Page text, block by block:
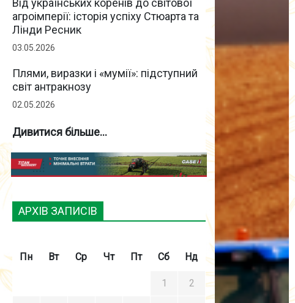
Від українських коренів до світової
агроімперії: історія успіху Стюарта та
Лінди Ресник
03.05.2026
Плями, виразки і «мумії»: підступний
світ антракнозу
02.05.2026
Дивитися більше...
АРХІВ ЗАПИСІВ
Пн Вт Ср Чт Пт Сб Нд
1 2